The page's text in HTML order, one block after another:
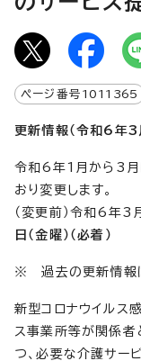
ページ番号 1011365
更新情報（令和6年
令和6年1月から3月
おり変更します。
（変更前）令和6年3
日（金曜）（必着）
※ 過去の更新情報は
新型コロナウイルス
ス事業所等が関係者
つ、必要な介護サー